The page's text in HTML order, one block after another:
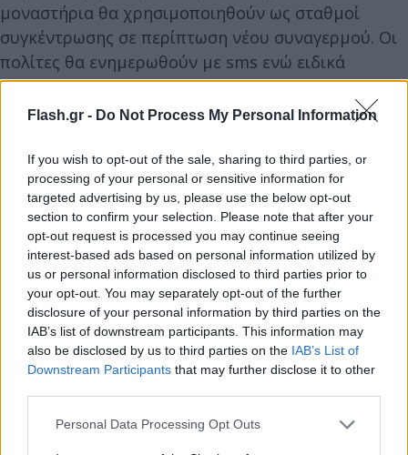
Flash.gr - Do Not Process My Personal Information
If you wish to opt-out of the sale, sharing to third parties, or
processing of your personal or sensitive information for
targeted advertising by us, please use the below opt-out
section to confirm your selection. Please note that after your
opt-out request is processed you may continue seeing
interest-based ads based on personal information utilized by
us or personal information disclosed to third parties prior to
your opt-out. You may separately opt-out of the further
disclosure of your personal information by third parties on the
IAB’s list of downstream participants. This information may
also be disclosed by us to third parties on the IAB’s List of
Downstream Participants that may further disclose it to other
Please note that this website/app uses one or more Google
Personal Data Processing Opt Outs
μοναστήρια θα χρησιμοποιηθούν ως σταθμοί
συγκέντρωσης σε περίπτωση νέου συναγερμού. Οι
πολίτες θα ενημερωθούν με sms ενώ ειδικά
οχήματα του Δήμου Κουρίου με σειρήνες θα
ειδοποιήσουν τους κατοίκους για περίπτωση
Ο FLASH στη βάση του Ακρωτηρίου: Σε σχολεία και
μοναστήρια οι σταθμοί συγκέντρωσης σε
περίπτωση νέας επίθεσης. Σε καθεστώς εκκένωσης
μέχρι την Παρασκευή η περιοχή.
pic.twitter.com/zQGZwaHCyT
— Flash.gr (@flashgrofficial)March 3, 2026